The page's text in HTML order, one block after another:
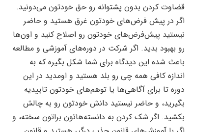
قضاوت کردن بدون پشتوانه رو حق خودتون می‌دونید.
اگر در پیش فرض‌های خودتون غرق هستید و حاضر
نیستید پیش‌فرض‌های خودتون رو اصلاح کنید و اون‌ها
رو بهبود بدید. اگر شرکت در دوره‌های آموزشی و مطالعه
باعث شده این دیدگاه برای شما شکل بگیره که به
اندازه کافی همه چی رو بلد هستید و اومدید در این
دوره تا برای آگاهی‌ها یا توهم‌های خودتون تاییدیه
بگیرید، و حاضر نیستید دانش خودتون رو به چالش
بکشید. اگر شک کردن به دانسته‌هاتون براتون سخته، و